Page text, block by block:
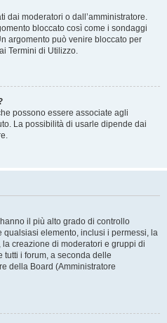
dai moderatori o dall’amministratore.
bloccato così come i sondaggi
argomento può venire bloccato per
Termini di Utilizzo.
possono essere associate agli
La possibilità di usarle dipende dai
il più alto grado di controllo
qualsiasi elemento, inclusi i permessi, la
creazione di moderatori e gruppi di
tutti i forum, a seconda delle
della Board (Amministratore